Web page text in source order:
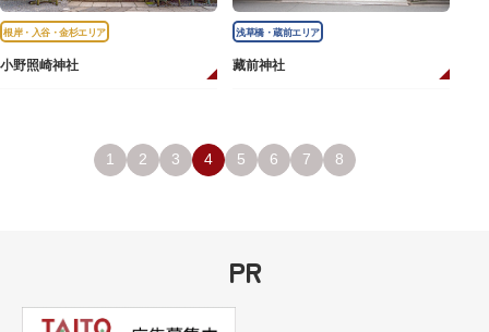
根岸・入谷・金杉エリア
小野照崎神社
浅草橋・蔵前エリア
藏前神社
1 2 3 4 5 6 7 8
PR